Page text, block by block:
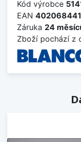
Kód výrobce
EAN
Záruka 24
Zboží pochází z